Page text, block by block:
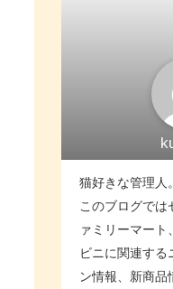
猫好きな管理人。
このブログでは
ァミリーマー
ビニに関連する
ン情報、新商品